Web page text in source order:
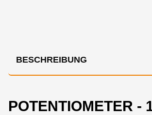
BESCHREIBUNG
POTENTIOMETER -